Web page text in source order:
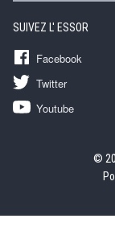
SUIVEZ L' ESSOR
Facebook
Twitter
Youtube
©